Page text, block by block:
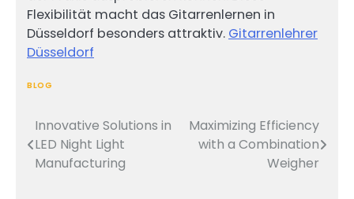
Flexibilität macht das Gitarrenlernen in
Düsseldorf besonders attraktiv. Gitarrenlehrer
Düsseldorf
BLOG
Post
navigation
Innovative Solutions in
LED Night Light
Manufacturing
Maximizing Efficiency
with a Combination
Weigher